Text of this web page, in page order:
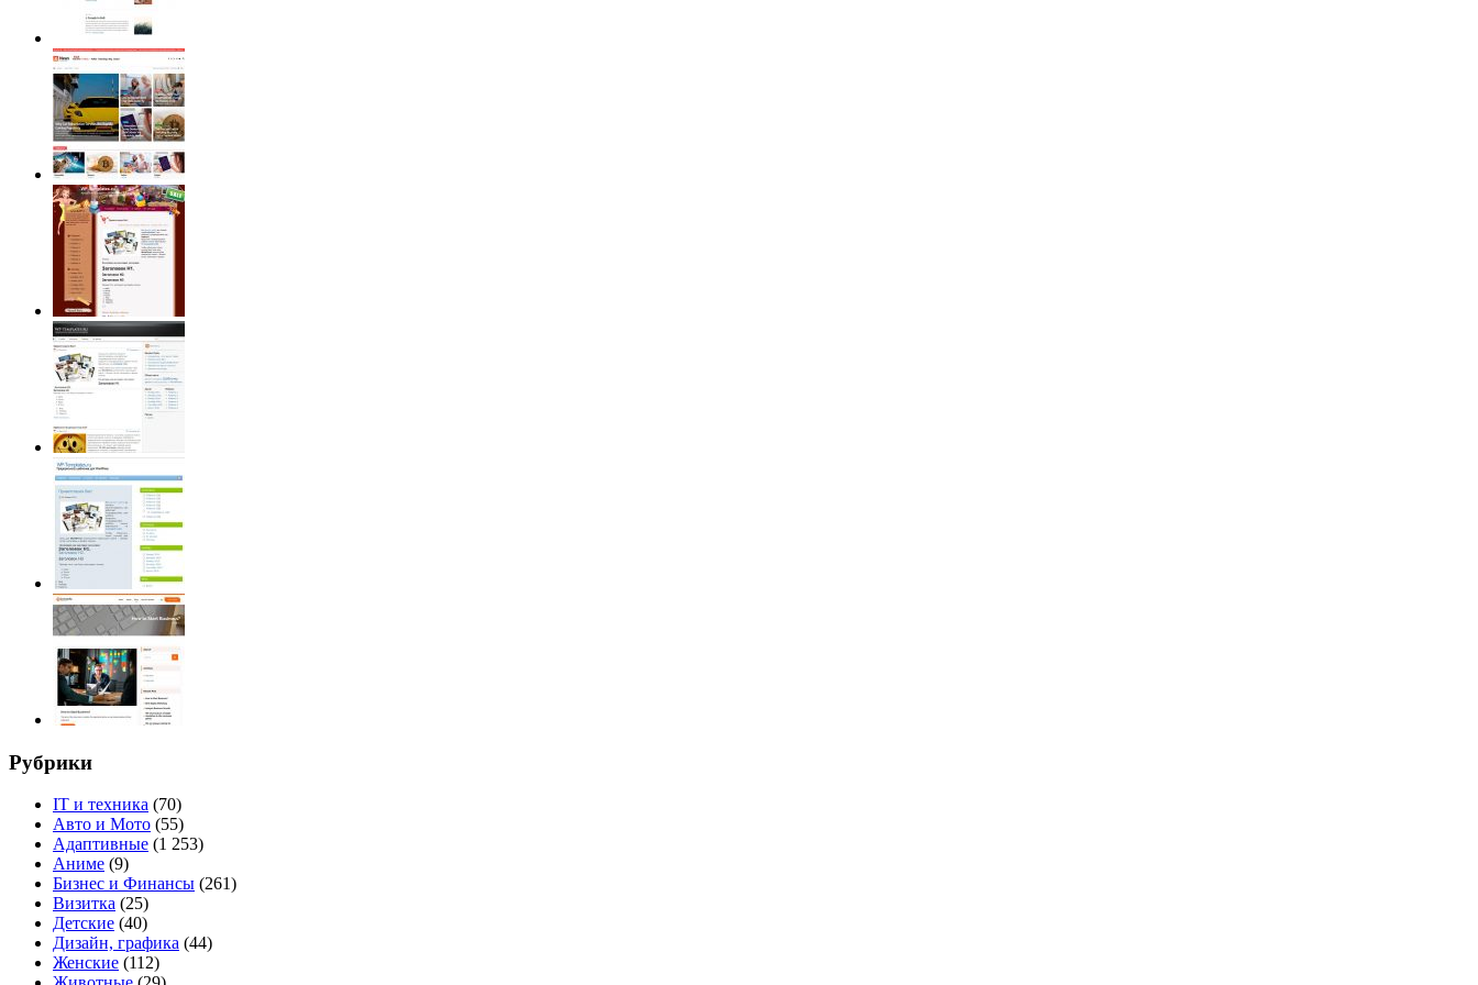
Рубрики
IT и техника (70)
Авто и Мото (55)
Адаптивные (1 253)
Аниме (9)
Бизнес и Финансы (261)
Визитка (25)
Детские (40)
Дизайн, графика (44)
Женские (112)